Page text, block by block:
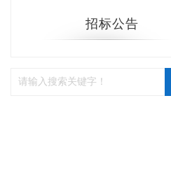
招标公告